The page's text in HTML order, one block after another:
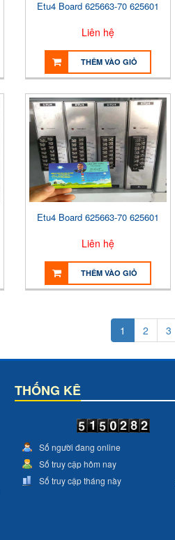
Etu4 Board 625663-70 625601
Liên hệ
THÊM VÀO GIỎ
Etu4 Board 625663-70 625601
Liên hệ
THÊM VÀO GIỎ
1 2 3
THỐNG KÊ
Số người đang online
Số truy cập hôm nay
Số truy cập tháng này